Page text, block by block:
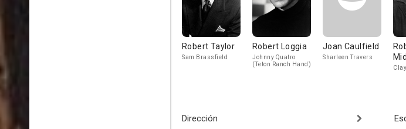
Robert Taylor
Sam Brassfield
Robert Loggia
Johnny Quatro
(Teton Ranch Hand)
Joan Caulfield
Sharleen Travers
Dirección